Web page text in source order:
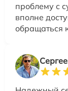
проблему с
вполне
обращаться